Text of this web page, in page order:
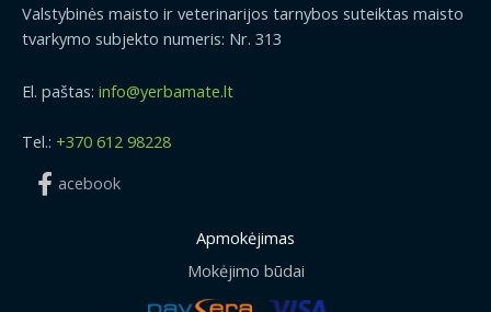
Valstybinės maisto ir veterinarijos tarnybos suteiktas maisto
tvarkymo subjekto numeris: Nr. 313
El. paštas: info@yerbamate.lt
Tel.: +370 612 98228
acebook
Apmokėjimas
Mokėjimo būdai